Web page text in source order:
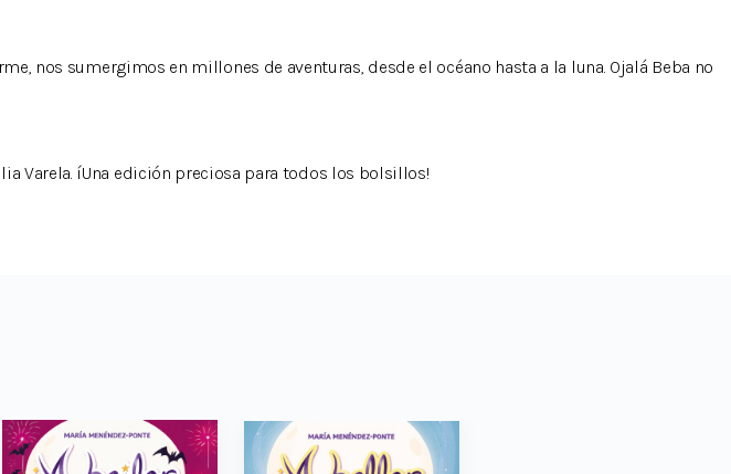
nos sumergimos en millones de aventuras, desde el océano hasta a la luna. Ojalá Beba no
Varela. íUna edición preciosa para todos los bolsillos!